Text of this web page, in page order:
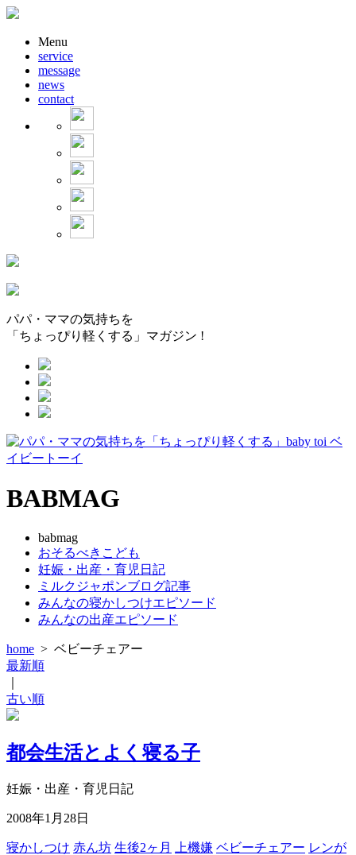
Menu
service
message
news
contact
パパ・ママの気持ちを
「ちょっぴり軽くする」マガジン !
BABMAG
babmag
おそるべきこども
妊娠・出産・育児日記
ミルクジャポンブログ記事
みんなの寝かしつけエピソード
みんなの出産エピソード
home > ベビーチェアー
最新順
古い順
都会生活とよく寝る子
妊娠・出産・育児日記
2008年1月28日
寝かしつけ 赤ん坊 生後2ヶ月 上機嫌 ベビーチェアー レンが